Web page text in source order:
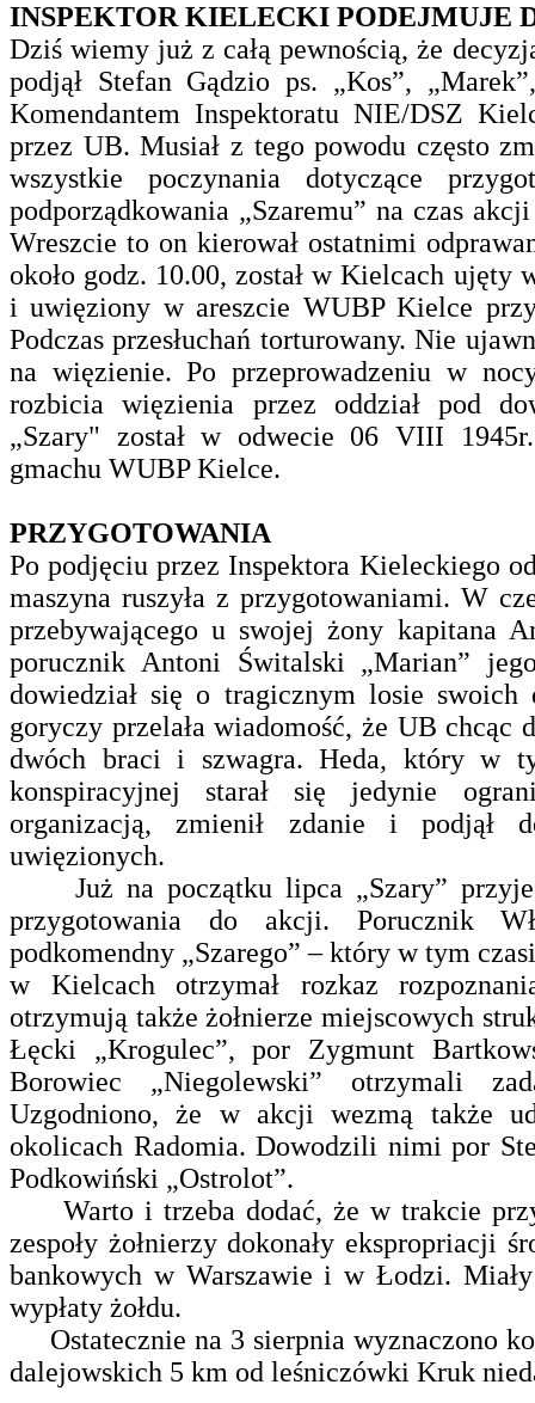
INSPEKTOR KIELECKI PODEJMUJE
Dziś wiemy już z całą pewnością, że
podjął Stefan Gądzio ps. „Kos”,
Komendantem Inspektoratu NIE/DSZ
przez UB. Musiał z tego powodu często
wszystkie poczynania dotyczące
podporządkowania „Szaremu” na czas
Wreszcie to on kierował ostatnimi
około godz. 10.00, został w Kielcach
i uwięziony w areszcie WUBP Kielce
Podczas przesłuchań torturowany. Nie
na więzienie. Po przeprowadzeniu w
rozbicia więzienia przez oddział pod
„Szary" został w odwecie 06 VIII
gmachu WUBP Kielce.
PRZYGOTOWANIA
Po podjęciu przez Inspektora Kieleckiego
maszyna ruszyła z przygotowaniami. W
przebywającego u swojej żony kapitana
porucznik Antoni Świtalski „Marian”
dowiedział się o tragicznym losie
goryczy przelała wiadomość, że UB chcąc
dwóch braci i szwagra. Heda, który w
konspiracyjnej starał się jedynie
organizacją, zmienił zdanie i podjął
uwięzionych.
Już na początku lipca „Szary”
przygotowania do akcji. Porucznik
podkomendny „Szarego” – który w tym
w Kielcach otrzymał rozkaz
otrzymują także żołnierze miejscowych
Łęcki „Krogulec”, por Zygmunt
Borowiec „Niegolewski” otrzymali
Uzgodniono, że w akcji wezmą także
okolicach Radomia. Dowodzili nimi por
Podkowiński „Ostrolot”.
Warto i trzeba dodać, że w trakcie
zespoły żołnierzy dokonały ekspropriacji
bankowych w Warszawie i w Łodzi.
wypłaty żołdu.
Ostatecznie na 3 sierpnia wyznaczono
dalejowskich 5 km od leśniczówki Kruk